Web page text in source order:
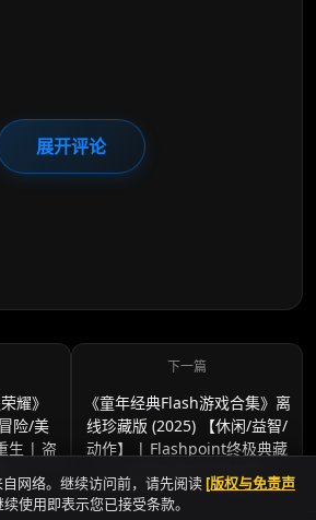
展开评论
耀》
险/美
生 | 盗
《童年经典Flash游戏合集》离
线珍藏版 (2025) 【休闲/益智/
动作】 | Flashpoint终极典藏
| 20万款游戏一键畅玩
网络。继续访问前，请先阅读 [版权与免责声
使用即表示您已接受条款。